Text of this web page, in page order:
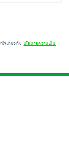
ใจเกี่ยวกับ นโยบายความเป็น